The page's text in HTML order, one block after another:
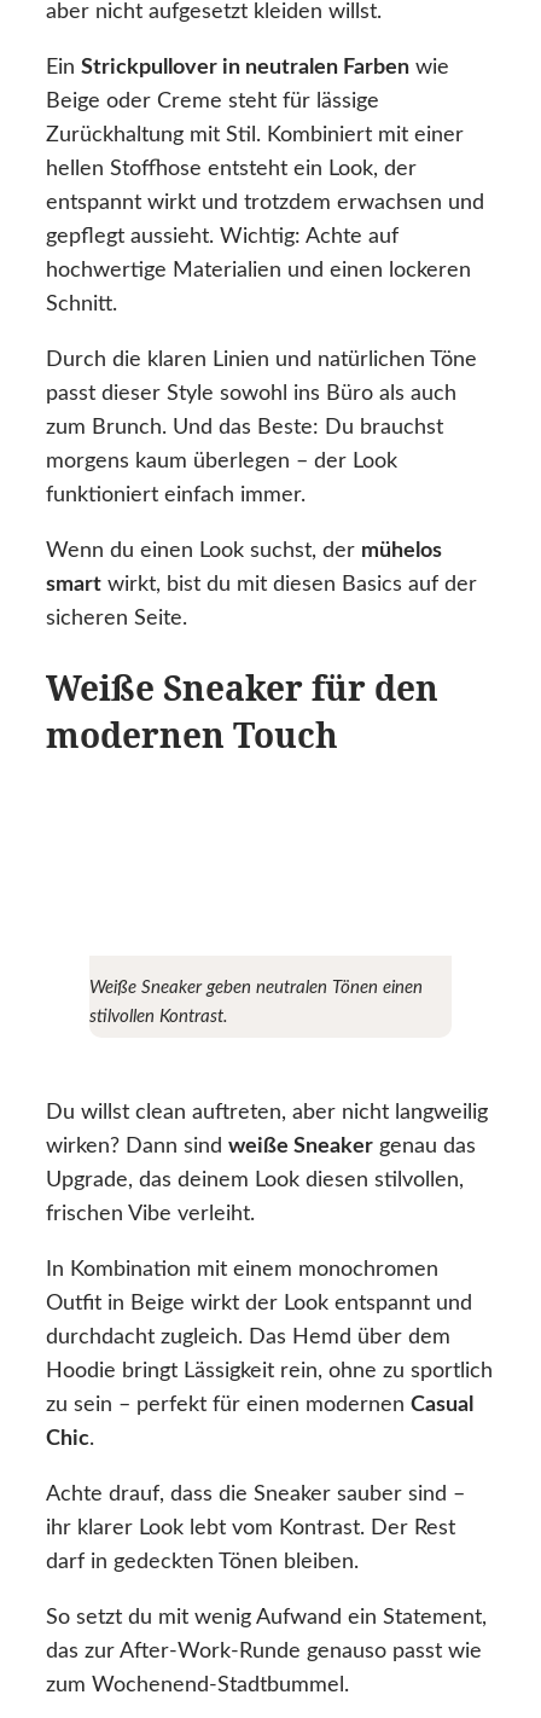
aber nicht aufgesetzt kleiden willst.
Ein Strickpullover in neutralen Farben wie
Beige oder Creme steht für lässige
Zurückhaltung mit Stil. Kombiniert mit einer
hellen Stoffhose entsteht ein Look, der
entspannt wirkt und trotzdem erwachsen und
gepflegt aussieht. Wichtig: Achte auf
hochwertige Materialien und einen lockeren
Schnitt.
Durch die klaren Linien und natürlichen Töne
passt dieser Style sowohl ins Büro als auch
zum Brunch. Und das Beste: Du brauchst
morgens kaum überlegen – der Look
funktioniert einfach immer.
Wenn du einen Look suchst, der mühelos
smart wirkt, bist du mit diesen Basics auf der
sicheren Seite.
Weiße Sneaker für den
modernen Touch
Weiße Sneaker geben neutralen Tönen einen
stilvollen Kontrast.
Du willst clean auftreten, aber nicht langweilig
wirken? Dann sind weiße Sneaker genau das
Upgrade, das deinem Look diesen stilvollen,
frischen Vibe verleiht.
In Kombination mit einem monochromen
Outfit in Beige wirkt der Look entspannt und
durchdacht zugleich. Das Hemd über dem
Hoodie bringt Lässigkeit rein, ohne zu sportlich
zu sein – perfekt für einen modernen Casual
Chic.
Achte drauf, dass die Sneaker sauber sind –
ihr klarer Look lebt vom Kontrast. Der Rest
darf in gedeckten Tönen bleiben.
So setzt du mit wenig Aufwand ein Statement,
das zur After-Work-Runde genauso passt wie
zum Wochenend-Stadtbummel.